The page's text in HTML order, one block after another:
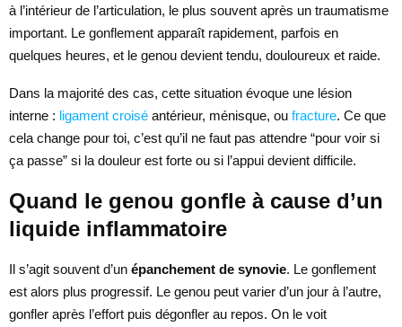
à l’intérieur de l’articulation, le plus souvent après un traumatisme
important. Le gonflement apparaît rapidement, parfois en
quelques heures, et le genou devient tendu, douloureux et raide.
Dans la majorité des cas, cette situation évoque une lésion
interne : ligament croisé antérieur, ménisque, ou fracture. Ce que
cela change pour toi, c’est qu’il ne faut pas attendre “pour voir si
ça passe” si la douleur est forte ou si l’appui devient difficile.
Quand le genou gonfle à cause d’un
liquide inflammatoire
Il s’agit souvent d’un épanchement de synovie. Le gonflement
est alors plus progressif. Le genou peut varier d’un jour à l’autre,
gonfler après l’effort puis dégonfler au repos. On le voit